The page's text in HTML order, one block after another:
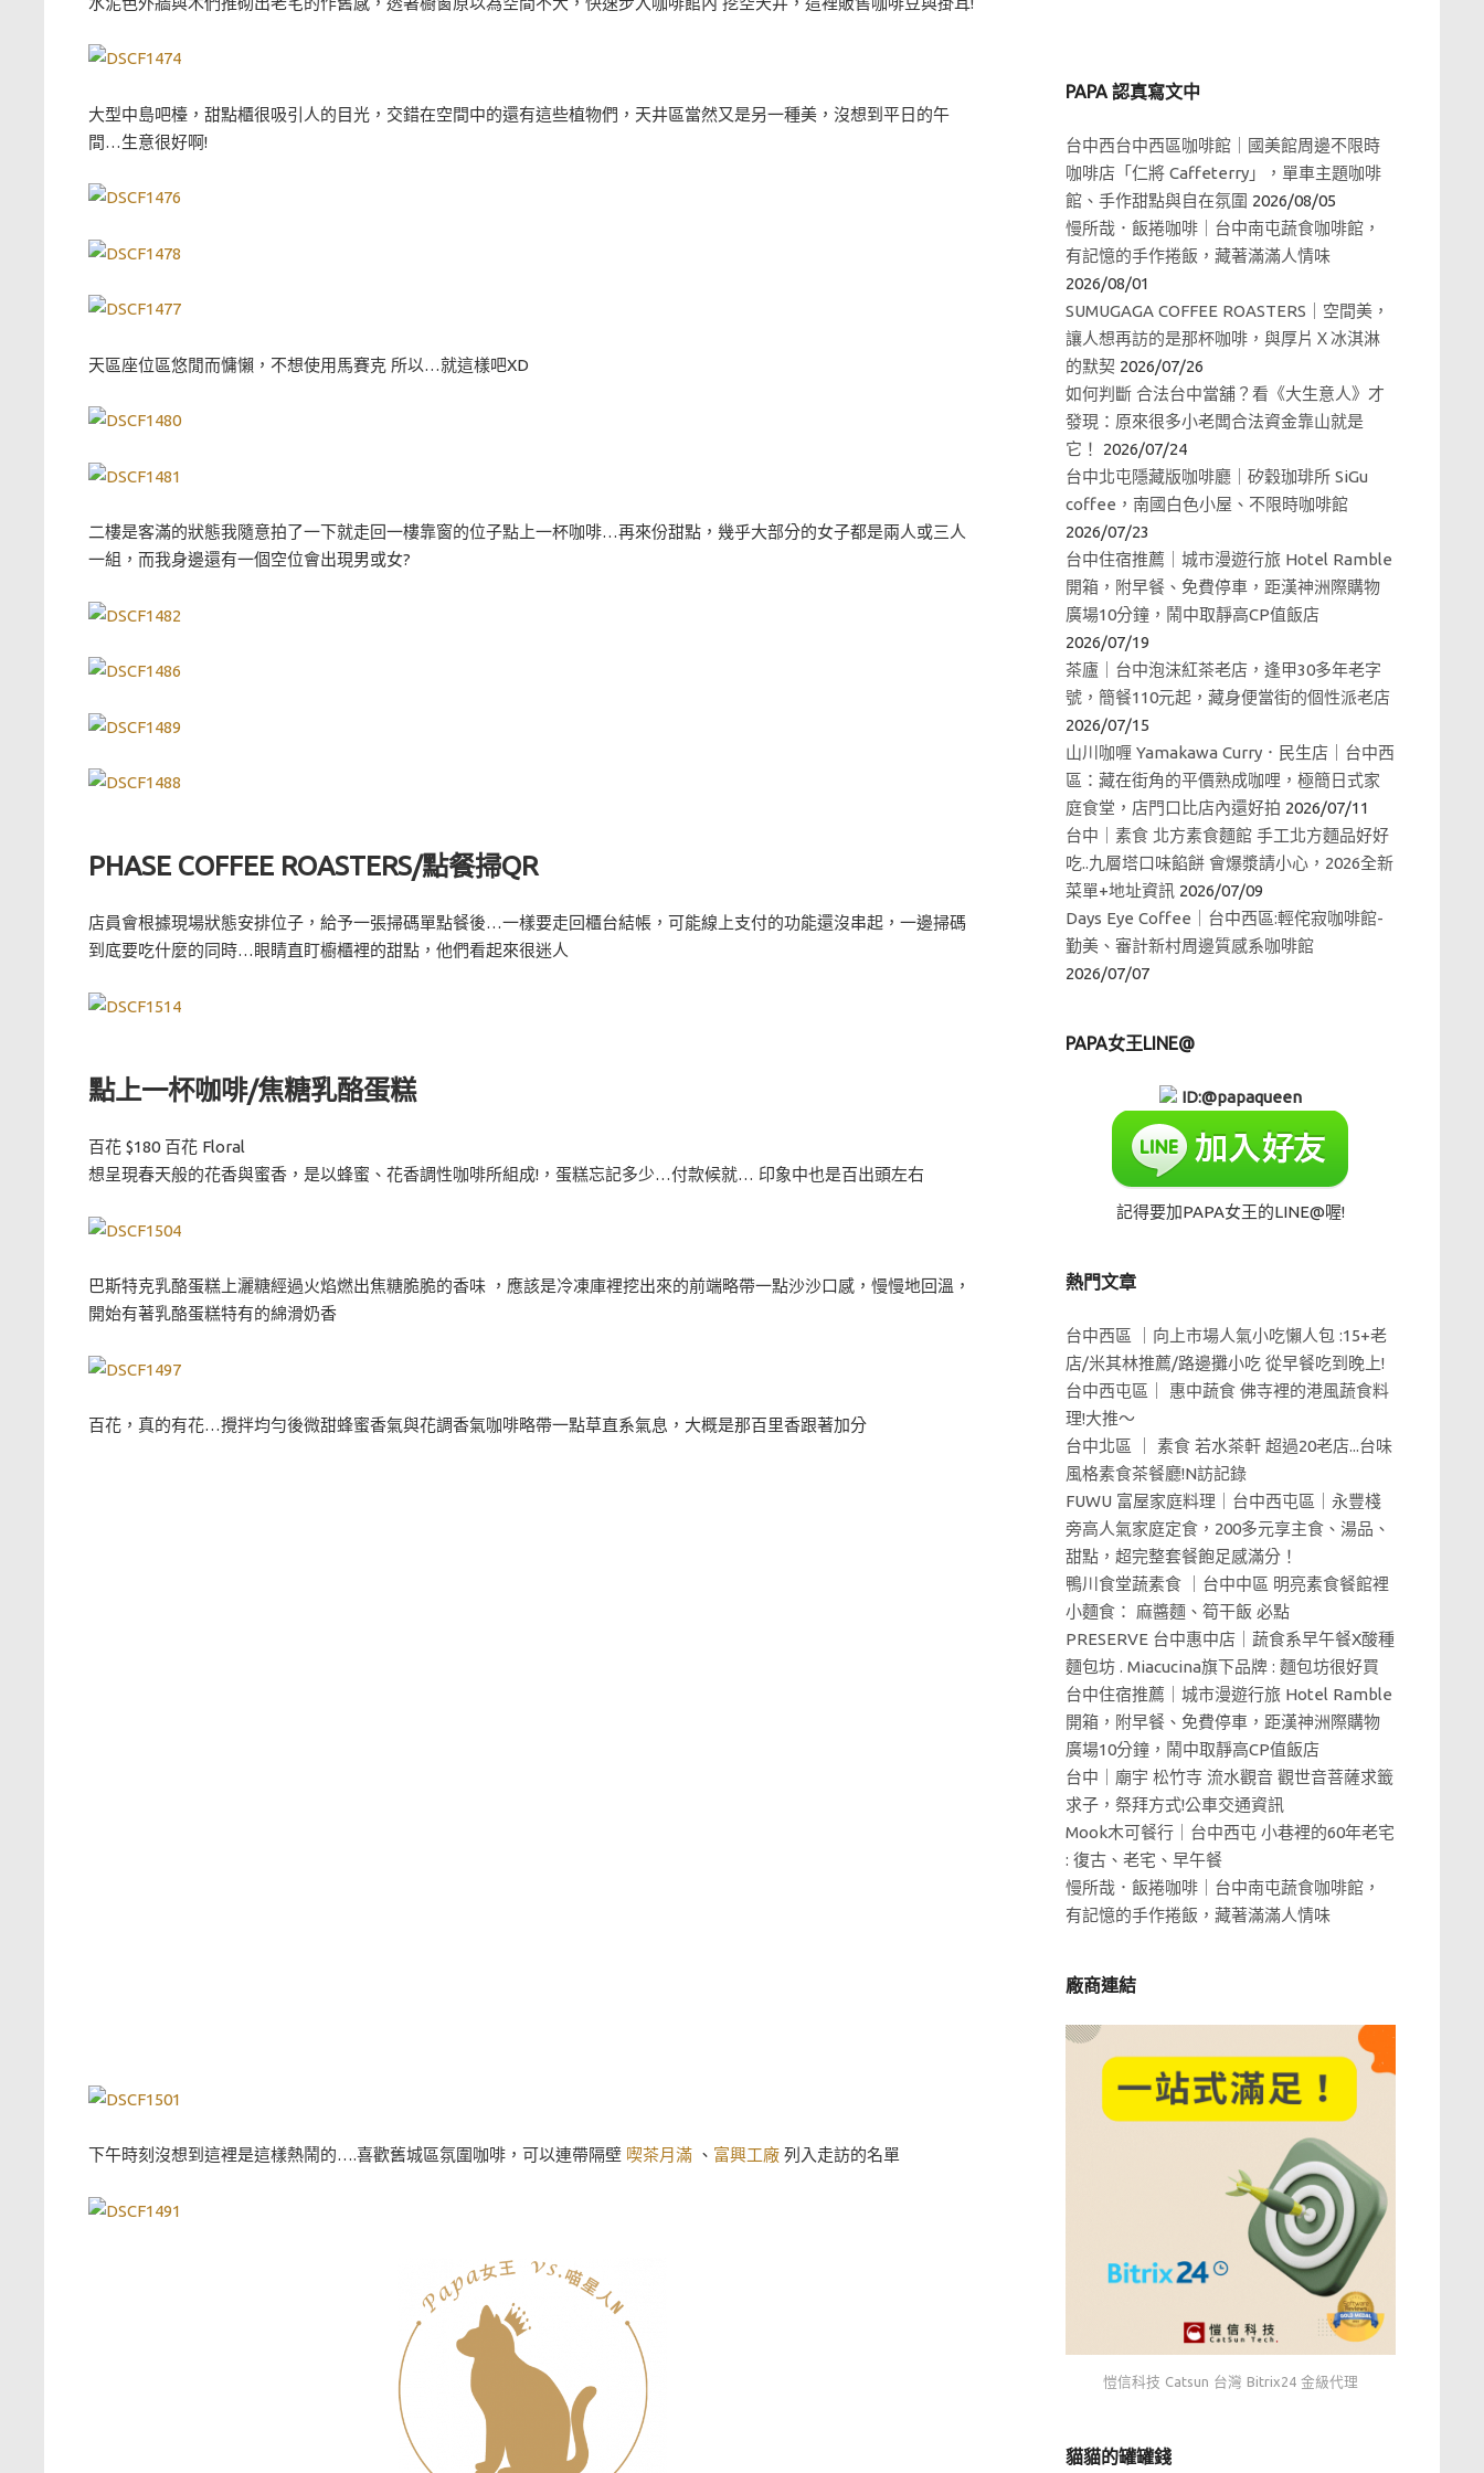
大型中島吧檯，甜點櫃很吸引人的目光，交錯在空間中的還有這些植物們，天井區當然又是另一種美，沒想到平日的午
間…生意很好啊!
天區座位區悠閒而慵懶，不想使用馬賽克 所以…就這樣吧XD
二樓是客滿的狀態我隨意拍了一下就走回一樓靠窗的位子點上一杯咖啡…再來份甜點，幾乎大部分的女子都是兩人或三人
一組，而我身邊還有一個空位會出現男或女?
PHASE COFFEE ROASTERS/點餐掃QR
店員會根據現場狀態安排位子，給予一張掃碼單點餐後…一樣要走回櫃台結帳，可能線上支付的功能還沒串起，一邊掃碼
到底要吃什麼的同時…眼睛直盯櫥櫃裡的甜點，他們看起來很迷人
點上一杯咖啡/焦糖乳酪蛋糕
百花 $180 百花 Floral
想呈現春天般的花香與蜜香，是以蜂蜜、花香調性咖啡所組成!，蛋糕忘記多少…付款候就… 印象中也是百出頭左右
巴斯特克乳酪蛋糕上灑糖經過火焰燃出焦糖脆脆的香味 ，應該是冷凍庫裡挖出來的前端略帶一點沙沙口感，慢慢地回溫，
開始有著乳酪蛋糕特有的綿滑奶香
百花，真的有花…攪拌均勻後微甜蜂蜜香氣與花調香氣咖啡略帶一點草直系氣息，大概是那百里香跟著加分
下午時刻沒想到這裡是這樣熱鬧的….喜歡舊城區氛圍咖啡，可以連帶隔壁 喫茶月滿 、 富興工廠 列入走訪的名單
PAPA 認真寫文中
台中西台中西區咖啡館｜國美館周邊不限時
咖啡店「仁將 Caffeterry」，單車主題咖啡
館、手作甜點與自在氛圍 2026/08/05
慢所哉．飯捲咖啡｜台中南屯蔬食咖啡館，
有記憶的手作捲飯，藏著滿滿人情味
2026/08/01
SUMUGAGA COFFEE ROASTERS｜空間美，
讓人想再訪的是那杯咖啡，與厚片Ｘ冰淇淋
的默契 2026/07/26
如何判斷 合法台中當舖？看《大生意人》才
發現：原來很多小老闆合法資金靠山就是
它！
2026/07/24
台中北屯隱藏版咖啡廳｜矽穀珈琲所 SiGu
coffee，南國白色小屋、不限時咖啡館
2026/07/23
台中住宿推薦｜城市漫遊行旅 Hotel Ramble
開箱，附早餐、免費停車，距漢神洲際購物
廣場10分鐘，鬧中取靜高CP值飯店
2026/07/19
茶廬｜台中泡沫紅茶老店，逢甲30多年老字
號，簡餐110元起，藏身便當街的個性派老店
2026/07/15
山川咖喱 Yamakawa Curry．民生店｜台中西
區：藏在街角的平價熟成咖哩，極簡日式家
庭食堂，店門口比店內還好拍 2026/07/11
台中｜素食 北方素食麵館 手工北方麵品好好
吃..九層塔口味餡餅 會爆漿請小心，2026全新
菜單+地址資訊 2026/07/09
Days Eye Coffee｜台中西區:輕侘寂咖啡館-
勤美、審計新村周邊質感系咖啡館
2026/07/07
PAPA女王LINE@
ID:@papaqueen
記得要加PAPA女王的LINE@喔!
熱門文章
台中西區 ｜向上市場人氣小吃懶人包 :15+老
店/米其林推薦/路邊攤小吃 從早餐吃到晚上!
台中西屯區｜ 惠中蔬食 佛寺裡的港風蔬食料
理!大推～
台中北區 ｜ 素食 若水茶軒 超過20老店...台味
風格素食茶餐廳!N訪記錄
FUWU 富屋家庭料理｜台中西屯區｜永豐棧
旁高人氣家庭定食，200多元享主食、湯品、
甜點，超完整套餐飽足感滿分！
鴨川食堂蔬素食 ｜台中中區 明亮素食餐館裡
小麵食： 麻醬麵、筍干飯 必點
PRESERVE 台中惠中店｜蔬食系早午餐X酸種
麵包坊 . Miacucina旗下品牌 : 麵包坊很好買
台中住宿推薦｜城市漫遊行旅 Hotel Ramble
開箱，附早餐、免費停車，距漢神洲際購物
廣場10分鐘，鬧中取靜高CP值飯店
台中｜廟宇 松竹寺 流水觀音 觀世音菩薩求籤
求子，祭拜方式!公車交通資訊
Mook木可餐行｜台中西屯 小巷裡的60年老宅
: 復古、老宅、早午餐
慢所哉．飯捲咖啡｜台中南屯蔬食咖啡館，
有記憶的手作捲飯，藏著滿滿人情味
廠商連結
愷信科技 Catsun 台灣 Bitrix24 金級代理
貓貓的罐罐錢